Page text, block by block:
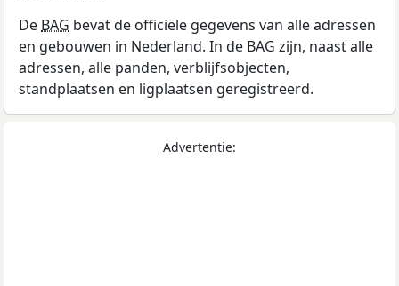
De BAG bevat de officiële gegevens van alle adressen
en gebouwen in Nederland. In de BAG zijn, naast alle
adressen, alle panden, verblijfsobjecten,
standplaatsen en ligplaatsen geregistreerd.
Advertentie: